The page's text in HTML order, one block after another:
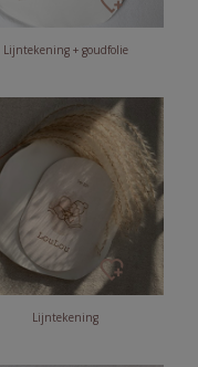
Lijntekening + goudfolie
Lijntekening